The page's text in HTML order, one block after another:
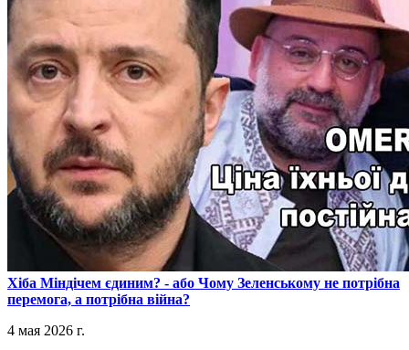
​Хіба Міндічем єдиним? - або Чому Зеленському не потрібна
перемога, а потрібна війна?
4 мая 2026 г.